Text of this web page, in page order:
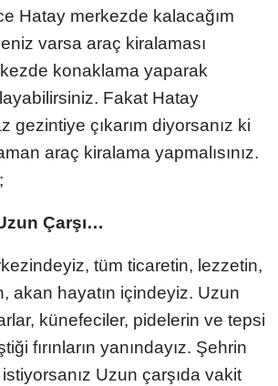
Hatay merkezde kalacağım
varsa araç kiralaması
konaklama yaparak
Fakat Hatay
gezintiye çıkarım diyorsanız ki
araç kiralama yapmalısınız.
Çarşı…
tüm ticaretin, lezzetin,
akan hayatın içindeyiz. Uzun
künefeciler, pidelerin ve tepsi
fırınların yanındayız. Şehrin
Uzun çarşıda vakit